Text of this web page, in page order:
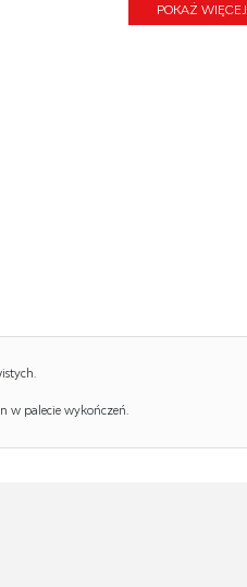
Ilość w paczce: 2
POKAŻ WIĘCEJ
w palecie wykończeń.